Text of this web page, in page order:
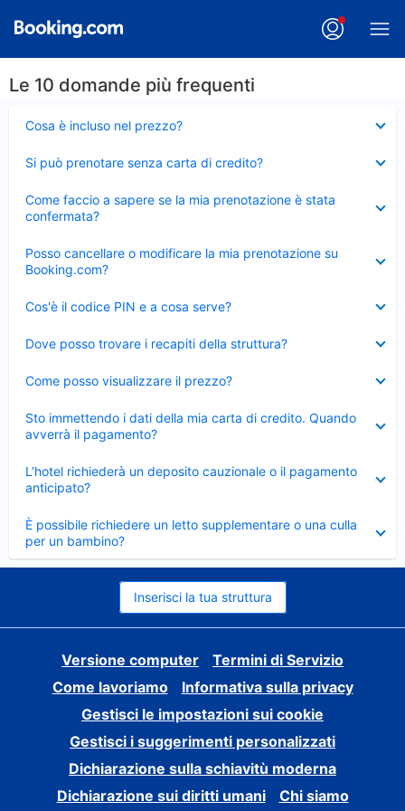
Le 10 domande più frequenti
Cosa è incluso nel prezzo?
chiuso
Si può prenotare senza carta di credito?
chiuso
Come faccio a sapere se la mia prenotazione è stata
confermata?
chiuso
Posso cancellare o modificare la mia prenotazione su
Booking.com?
chiuso
Cos'è il codice PIN e a cosa serve?
chiuso
Dove posso trovare i recapiti della struttura?
chiuso
Come posso visualizzare il prezzo?
chiuso
Sto immettendo i dati della mia carta di credito. Quando
avverrà il pagamento?
chiuso
L’hotel richiederà un deposito cauzionale o il pagamento
anticipato?
chiuso
È possibile richiedere un letto supplementare o una culla
per un bambino?
Elemento
chiuso
Inserisci la tua struttura
Versione computer
Termini di Servizio
Come lavoriamo
Informativa sulla privacy
Gestisci le impostazioni sui cookie
Gestisci i suggerimenti personalizzati
Dichiarazione sulla schiavitù moderna
Dichiarazione sui diritti umani
Chi siamo